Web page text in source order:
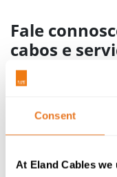
Consent
At Eland Cables
Fale
cabos e
Novos Fornecedores:
Reúna com
suas
abranja no